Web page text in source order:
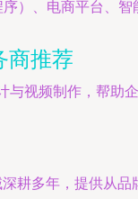
序）、电商平台、智
商推荐
与视频制作，帮助企
耕多年，提供从品